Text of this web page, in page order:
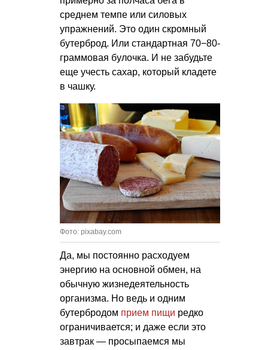
среднем темпе или силовых
упражнений. Это один скромный
бутерброд. Или стандартная 70−80-
граммовая булочка. И не забудьте
еще учесть сахар, который кладете
в чашку.
Фото: pixabay.com
Да, мы постоянно расходуем
энергию на основной обмен, на
обычную жизнедеятельность
организма. Но ведь и одним
бутербродом прием пищи редко
ограничивается; и даже если это
завтрак — просыпаемся мы